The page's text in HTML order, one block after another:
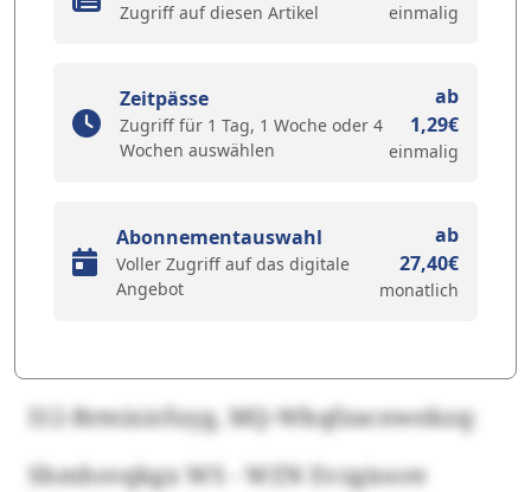
Zugriff auf diesen Artikel einmalig
Zeitpässe
Zugriff für 1 Tag, 1 Woche oder 4
Wochen auswählen
ab
1,29€
einmalig
Abonnementauswahl
Voller Zugriff auf das digitale
Angebot
ab
27,40€
monatlich
I12-Brmixicfuyg, MQ-Wkqfzacnwekzq:
Shmhsvqkgx WS - WZN Evzgioore